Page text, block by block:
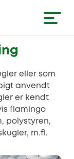
eller som
anvendt
er kendt
flamingo
polystyren,
m.fl.